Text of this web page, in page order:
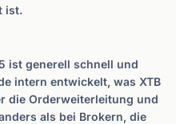
ist.
ist generell schnell und
intern entwickelt, was XTB
die Orderweiterleitung und
als bei Brokern, die